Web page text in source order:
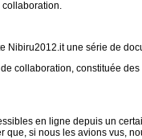
Nibiru2012.it une série de
collaboration, constituée
en ligne depuis un
que, si nous les avions vus,